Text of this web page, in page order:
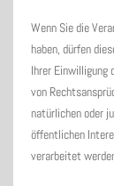
Wenn Sie die
haben, dürfen
Ihrer Einwilligung
von
natürlichen oder
öffentlichen
verarbeitet